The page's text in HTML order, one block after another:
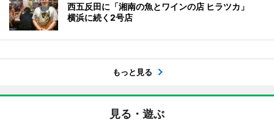
西五反田に「湘南の魚とワインの店 ヒラツカ」
横浜に続く2号店
もっと見る
見る・遊ぶ